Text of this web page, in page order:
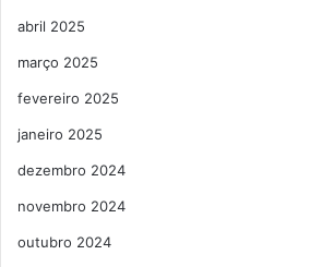
abril 2025
março 2025
fevereiro 2025
janeiro 2025
dezembro 2024
novembro 2024
outubro 2024